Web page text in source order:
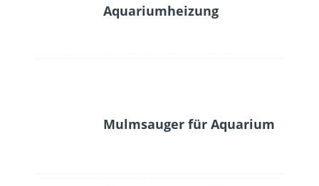
Aquariumheizung
Mulmsauger für Aquarium